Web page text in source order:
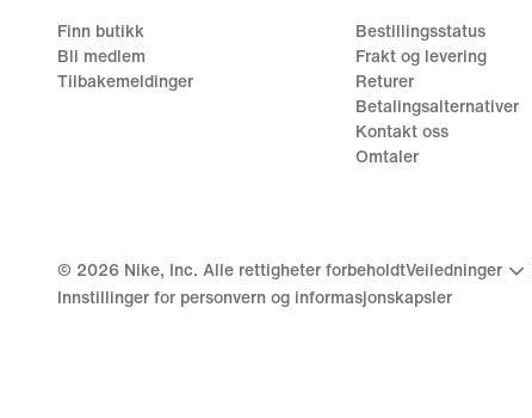
Finn butikk
Bli medlem
Tilbakemeldinger
Bestillingsstatus
Frakt og levering
Returer
Betalingsalternativer
Kontakt oss
Omtaler
© 2026 Nike, Inc. Alle rettigheter forbeholdtVeiledninger
Innstillinger for personvern og informasjonskapsler